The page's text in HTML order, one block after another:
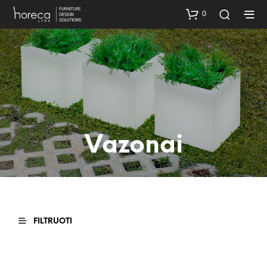
0
Vazonai
FILTRUOTI